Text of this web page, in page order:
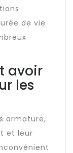
de vie
avoir
les
armature,
et leur